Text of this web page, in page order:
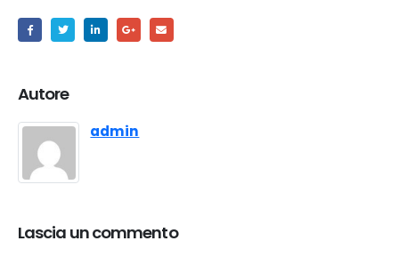
Autore
admin
Lascia un commento